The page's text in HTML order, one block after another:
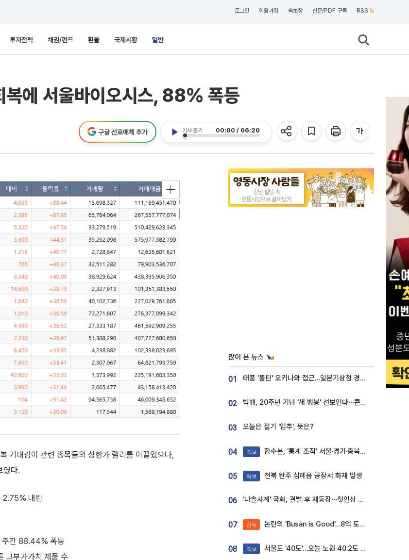
로그인 회원가입 속보창 신문/PDF 구독 RSS
투자전략 채권/펀드 환율 국제시황 일반
에 서울바이오시스, 88% 폭등
기사 듣기 00:00 / 06:20
구글 선호매체 추가
기대감이 관련 종목들의 상한가 랠리를 이끌었으나,
였다.
2.75% 내린
주간 88.44% 폭등
고부가가치 제품 수
많이 본 뉴스
01 태풍 '돌핀' 오키나와 접근…일본기상청 경로 업데이트
02 빅뱅, 20주년 기념 '새 뱅봉' 선보인다⋯콘서트 앞두고 팝업 개최
03 오늘은 절기 '입추', 뜻은?
04 속보 합수본, '통계 조작' 서울·경기·충북 선관위 등 추가 압수수색
05 속보 전북 완주 삼례읍 공장서 화재 발생
06 ‘나솔사계’ 국화, 결별 후 재등장⋯첫인상 투표 휩쓸고 ‘인기녀’ 등극
07 단독 논란의 'Busan is Good'…8억 도시브랜드, 용산 대통령실 CI 업체가 수행
08 속보 서울도 '40도'…오늘 노원 40.2도 기록